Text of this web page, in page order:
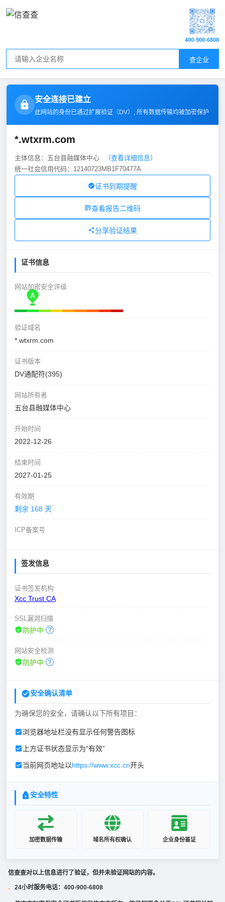
查企业
400-900-6808
安全连接已建立
此网站的身份已通过扩展验证（DV）, 所有数据传输均被加密保护
*.wtxrm.com
主体信息：五台县融媒体中心
（查看详细信息）
统一社会信用代码：12140723MB1F70477A
证书到期提醒
查看报告二维码
分享验证结果
证书信息
网站加密安全评级
验证域名
*.wtxrm.com
证书版本
DV通配符(395)
网站所有者
五台县融媒体中心
开始时间
2022-12-26
结束时间
2027-01-25
有效期
剩余 168 天
ICP备案号
签发信息
证书签发机构
Xcc Trust CA
SSL漏洞扫描
防护中
网站安全检测
防护中
安全确认清单
为确保您的安全，请确认以下所有项目：
浏览器地址栏没有显示任何警告图标
上方证书状态显示为“有效”
当前网页地址以https://www.xcc.cn开头
安全特性
加密数据传输 域名所有权确认 企业身份鉴证
信查查对以上信息进行了验证，但并未验证网站的内容。
· 24小时服务电话：400-900-6808